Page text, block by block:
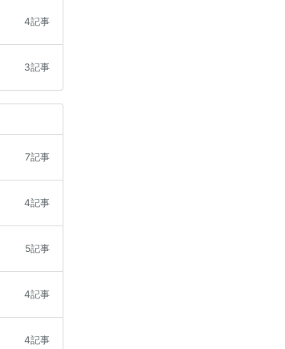
4記事
3記事
7記事
4記事
5記事
4記事
4記事